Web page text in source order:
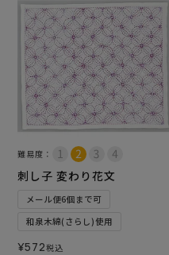
難易度：
刺し子 変わり花文
メール便6個まで可
和泉木綿(さらし)使用
¥572税込